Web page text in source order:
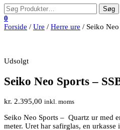
0
Forside / Ure / Herre ure / Seiko Neo
Udsolgt
Seiko Neo Sports –
kr. 2.395,00 inkl. moms
Seiko Neo Sports – Quartz ur med
meter. Uret har safirglas, en